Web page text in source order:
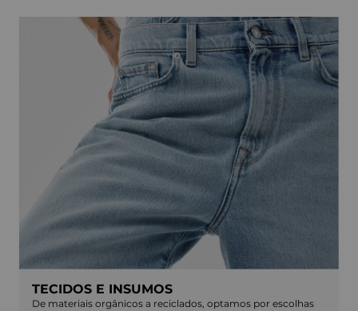
TECIDOS E INSUMOS
De materiais orgânicos a reciclados, optamos por escolhas